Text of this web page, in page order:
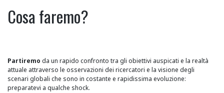
Cosa faremo?
Partiremo da un rapido confronto tra gli obiettivi auspicati e la realtà
attuale attraverso le osservazioni dei ricercatori e la visione degli
scenari globali che sono in costante e rapidissima evoluzione:
preparatevi a qualche shock.